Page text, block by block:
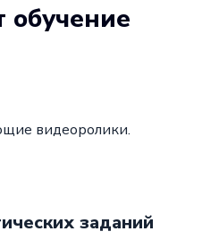
обучение
видеоролики.
заданий